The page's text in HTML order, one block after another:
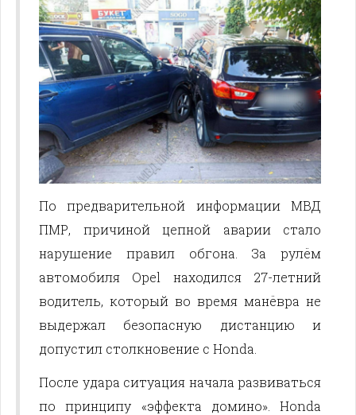
По предварительной информации МВД
ПМР, причиной цепной аварии стало
нарушение правил обгона. За рулём
автомобиля Opel находился 27-летний
водитель, который во время манёвра не
выдержал безопасную дистанцию и
допустил столкновение с Honda.
После удара ситуация начала развиваться
по принципу «эффекта домино». Honda